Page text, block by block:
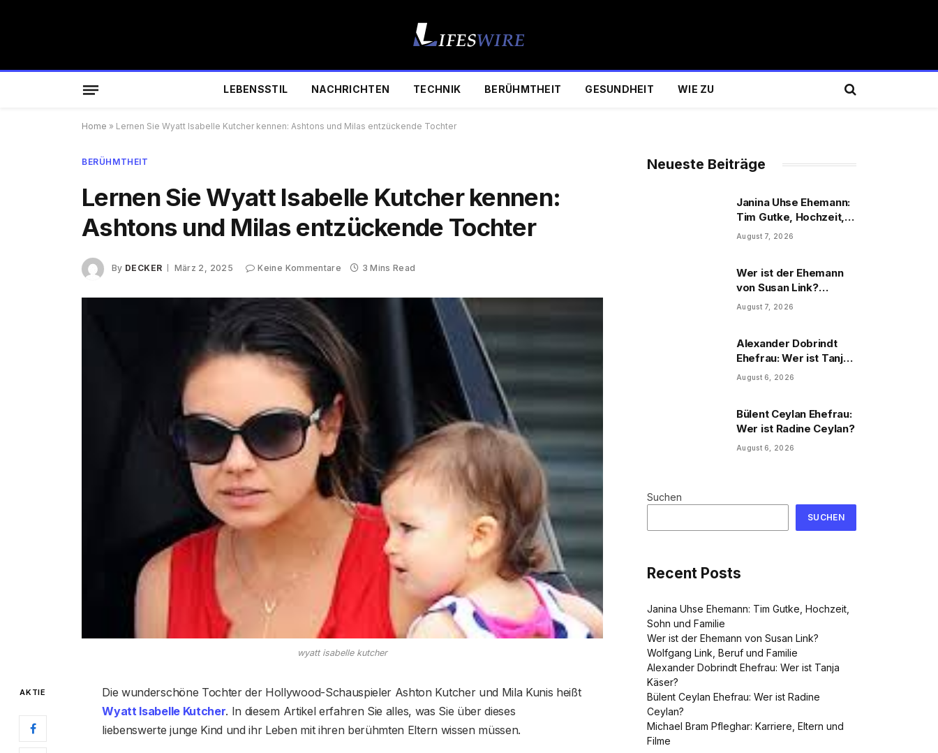
LEBENSSTIL NACHRICHTEN TECHNIK BERÜHMTHEIT GESUNDHEIT WIE ZU
Home » Lernen Sie Wyatt Isabelle Kutcher kennen: Ashtons und Milas entzückende Tochter
BERÜHMTHEIT
Lernen Sie Wyatt Isabelle Kutcher kennen:
Ashtons und Milas entzückende Tochter
By DECKER März 2, 2025 Keine Kommentare 3 Mins Read
wyatt isabelle kutcher
AKTIE
Die wunderschöne Tochter der Hollywood-Schauspieler Ashton Kutcher und Mila Kunis heißt
Wyatt Isabelle Kutcher. In diesem Artikel erfahren Sie alles, was Sie über dieses
liebenswerte junge Kind und ihr Leben mit ihren berühmten Eltern wissen müssen.
Neueste Beiträge
Janina Uhse Ehemann:
Tim Gutke, Hochzeit,
Sohn und Familie
August 7, 2026
Wer ist der Ehemann
von Susan Link?
Wolfgang Link, Beruf
August 7, 2026
Alexander Dobrindt
Ehefrau: Wer ist Tanja
Käser?
August 6, 2026
Bülent Ceylan Ehefrau:
Wer ist Radine Ceylan?
August 6, 2026
Suchen
SUCHEN
Recent Posts
Janina Uhse Ehemann: Tim Gutke, Hochzeit,
Sohn und Familie
Wer ist der Ehemann von Susan Link?
Wolfgang Link, Beruf und Familie
Alexander Dobrindt Ehefrau: Wer ist Tanja
Käser?
Bülent Ceylan Ehefrau: Wer ist Radine
Ceylan?
Michael Bram Pfleghar: Karriere, Eltern und
Filme